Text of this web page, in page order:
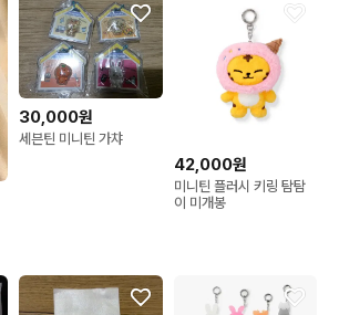
30,000원
세븐틴 미니틴 가챠
42,000원
미니틴 플러시 키링 탐탐
이 미개봉